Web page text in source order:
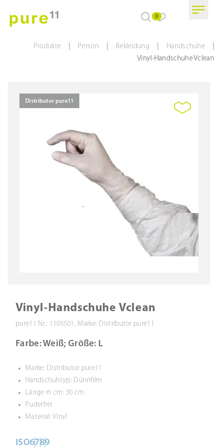
0
Produkte Person Bekleidung Handschuhe
Vinyl-Handschuhe Vclean
Distributor pure11
Vinyl-Handschuhe Vclean
pure11 Nr.: 1105501, Marke: Distributor pure11
Farbe: Weiß; Größe: L
Marke: Distributor pure11
Handschuhtyp: Dünnfilm
Länge in cm: 30 cm
Puderfrei
Material: Vinyl
ISO6789